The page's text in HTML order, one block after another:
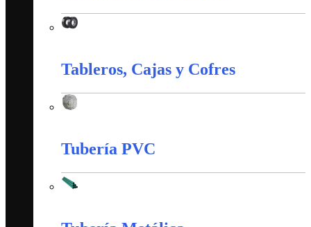
Tableros, Cajas y Cofres
Tubería PVC